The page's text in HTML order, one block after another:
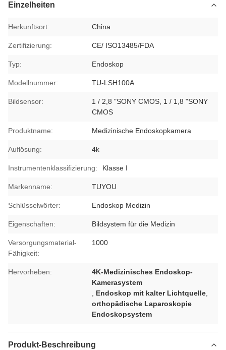
Einzelheiten
Herkunftsort: China
Zertifizierung: CE/ ISO13485/FDA
Typ: Endoskop
Modellnummer: TU-LSH100A
Bildsensor:
1 / 2,8 "SONY CMOS, 1 / 1,8 "SONY
CMOS
Produktname: Medizinische Endoskopkamera
Auflösung: 4k
Instrumentenklassifizierung: Klasse I
Markenname: TUYOU
Schlüsselwörter: Endoskop Medizin
Eigenschaften: Bildsystem für die Medizin
Versorgungsmaterial-
Fähigkeit:
1000
Hervorheben:
4K-Medizinisches Endoskop-
Kamerasystem
Endoskop mit kalter Lichtquelle
orthopädische Laparoskopie
Endoskopsystem
Produkt-Beschreibung